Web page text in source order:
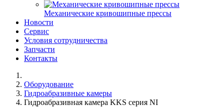
Механические кривошипные прессы
Новости
Сервис
Условия сотрудничества
Запчасти
Контакты
Оборудование
Гидроабразивные камеры
Гидроабразивная камера KKS серия NI